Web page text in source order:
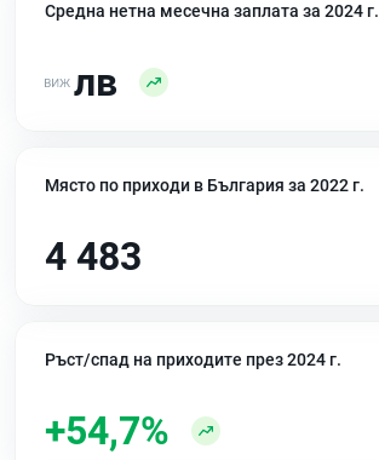
Средна нетна месечна заплата за 2024 г.
лв
Място по приходи в България за 2022 г.
4 483
Ръст/спад на приходите през 2024 г.
+54,7%